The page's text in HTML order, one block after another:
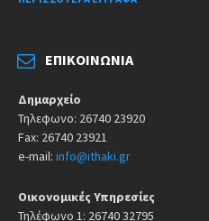
ΕΠΙΚΟΙΝΩΝΊΑ
Δημαρχείο
Τηλεφωνο: 26740 23920
Fax: 26740 23921
e-mail: info@ithaki.gr
Οικονομικές Υπηρεσίες
Τηλέφωνο 1: 26740 32795